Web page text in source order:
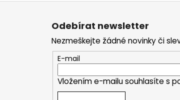
Z
Odebírat newsletter
Nezmeškejte žádné novinky či
E-mail
Vložením e-mailu souhlasíte s